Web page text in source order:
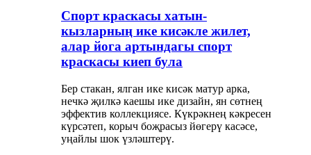
Спорт краскасы хатын-
кызларның ике кисәкле жилет,
алар йога артындагы спорт
краскасы киеп була
Бер стакан, ялган ике кисәк матур арка,
нечкә җилкә каешы ике дизайн, ян сөтнең
эффектив коллекциясе. Күкрәкнең кәкресен
күрсәтеп, корыч боҗрасыз йөгерү касәсе,
уңайлы шок үзләштерү.